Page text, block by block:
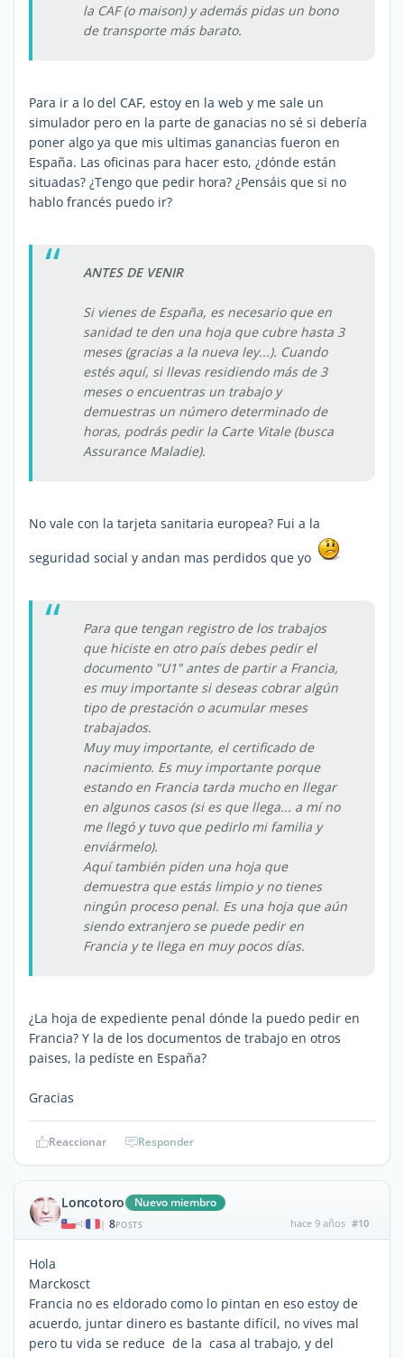
la CAF (o maison) y además pidas un bono
de transporte más barato.
Para ir a lo del CAF, estoy en la web y me sale un
simulador pero en la parte de ganacias no sé si debería
poner algo ya que mis ultimas ganancias fueron en
España. Las oficinas para hacer esto, ¿dónde están
situadas? ¿Tengo que pedir hora? ¿Pensáis que si no
hablo francés puedo ir?
ANTES DE VENIR
Si vienes de España, es necesario que en
sanidad te den una hoja que cubre hasta 3
meses (gracias a la nueva ley...). Cuando
estés aquí, si llevas residiendo más de 3
meses o encuentras un trabajo y
demuestras un número determinado de
horas, podrás pedir la Carte Vitale (busca
Assurance Maladie).
No vale con la tarjeta sanitaria europea? Fui a la
seguridad social y andan mas perdidos que yo
Para que tengan registro de los trabajos
que hiciste en otro país debes pedir el
documento "U1" antes de partir a Francia,
es muy importante si deseas cobrar algún
tipo de prestación o acumular meses
trabajados.
Muy muy importante, el certificado de
nacimiento. Es muy importante porque
estando en Francia tarda mucho en llegar
en algunos casos (si es que llega... a mí no
me llegó y tuvo que pedirlo mi familia y
enviármelo).
Aquí también piden una hoja que
demuestra que estás limpio y no tienes
ningún proceso penal. Es una hoja que aún
siendo extranjero se puede pedir en
Francia y te llega en muy pocos días.
¿La hoja de expediente penal dónde la puedo pedir en
Francia? Y la de los documentos de trabajo en otros
paises, la pedíste en España?
Gracias
Reaccionar Responder
Loncotoro Nuevo miembro
| 8POSTS hace 9 años #10
Hola
Marckosct
Francia no es eldorado como lo pintan en eso estoy de
acuerdo, juntar dinero es bastante difícil, no vives mal
pero tu vida se reduce de la casa al trabajo, y del